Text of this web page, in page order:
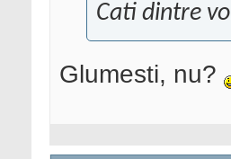
Cati dintre
Glumesti, nu?